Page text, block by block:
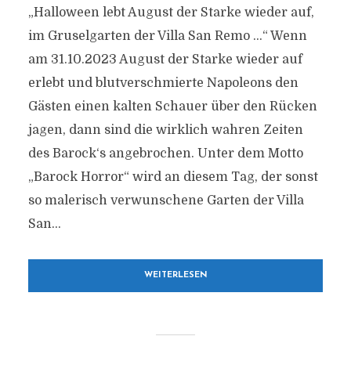
„Halloween lebt August der Starke wieder auf,
im Gruselgarten der Villa San Remo …“ Wenn
am 31.10.2023 August der Starke wieder auf
erlebt und blutverschmierte Napoleons den
Gästen einen kalten Schauer über den Rücken
jagen, dann sind die wirklich wahren Zeiten
des Barock‘s angebrochen. Unter dem Motto
„Barock Horror“ wird an diesem Tag, der sonst
so malerisch verwunschene Garten der Villa
San...
WEITERLESEN